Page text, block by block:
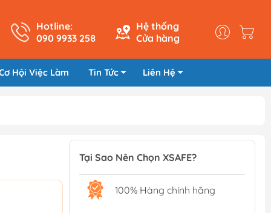
Hotline:
090 9933 258
Hệ thống
Cửa hàng
Hội Việc Làm Tin Tức Liên Hệ
Tại Sao Nên Chọn XSAFE?
100% Hàng chính hãng